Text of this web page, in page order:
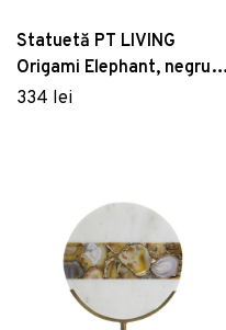
Statuetă PT LIVING
Origami Elephant, negru
mat
334 lei